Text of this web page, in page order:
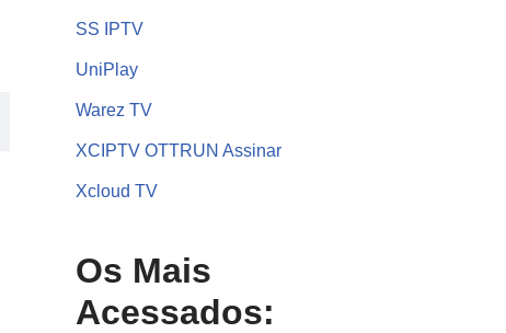
SS IPTV
UniPlay
Warez TV
XCIPTV OTTRUN Assinar
Xcloud TV
Os Mais
Acessados: